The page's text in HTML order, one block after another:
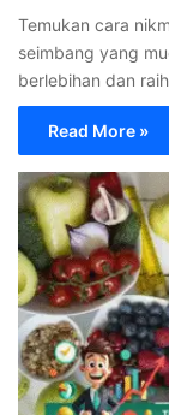
Temukan cara
seimbang yang
berlebihan dan
Read More »